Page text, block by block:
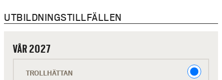
Arbetsliv
med folkhälsoarbete och omvårdnad inom olika
områden, exempelvis inom primärvård och kan då möta
personer i alla åldrar. Du kan även arbeta inom
UTBILDNINGSTILLFÄLLEN
VÅR 2027
TROLLHÄTTAN